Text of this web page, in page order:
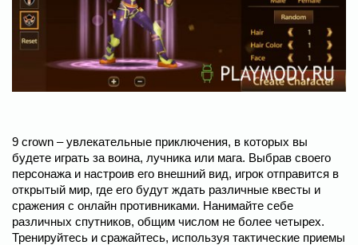
9 crown – увлекательные приключения, в которых вы
будете играть за воина, лучника или мага. Выбрав своего
персонажа и настроив его внешний вид, игрок отправится в
открытый мир, где его будут ждать различные квесты и
сражения с онлайн противниками. Нанимайте себе
различных спутников, общим числом не более четырех.
Тренируйтесь и сражайтесь, используя тактические приемы